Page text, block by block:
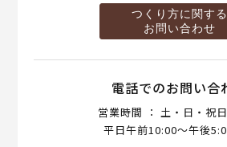
つくり方に関する
お問い合わせ
電話でのお問い合
営業時間 ： 土・日・祝
平日午前10:00～午後